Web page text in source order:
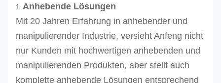
1. Anhebende Lösungen
Mit 20 Jahren Erfahrung in anhebender und
manipulierender Industrie, versieht Anfeng nicht
nur Kunden mit hochwertigen anhebenden und
manipulierenden Produkten, aber stellt auch
komplette anhebende Lösungen entsprechend